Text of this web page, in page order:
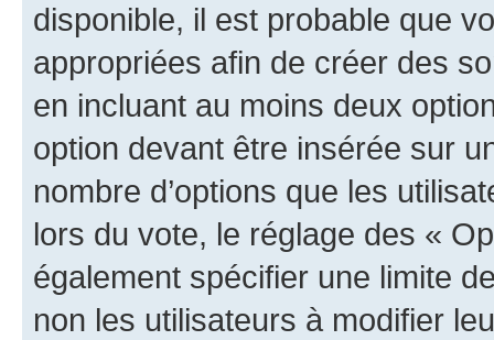
disponible, il est probable que
appropriées afin de créer des
en incluant au moins deux
option devant être insérée sur
nombre d’options que les
lors du vote, le réglage des «
également spécifier une limite
non les utilisateurs à modifier